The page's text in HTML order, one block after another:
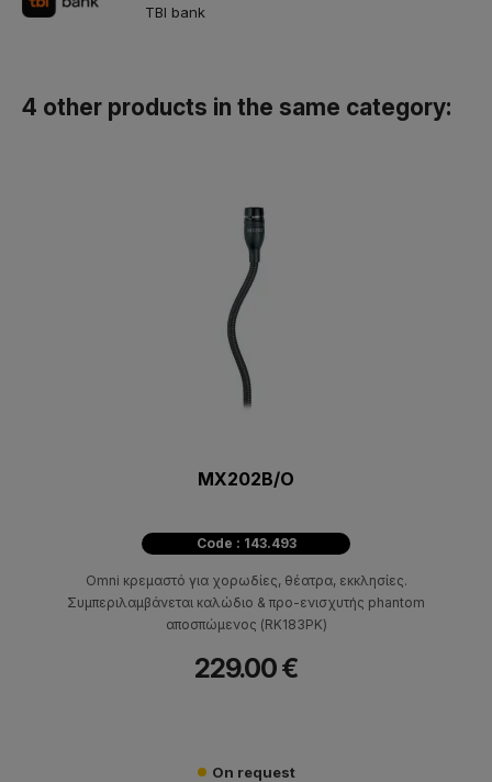
TBI bank
4 other products in the same category:
MX202B/O
Code : 143.493
Omni κρεμαστό για χορωδίες, θέατρα, εκκλησίες.
Συμπεριλαμβάνεται καλώδιο & προ-ενισχυτής phantom
αποσπώμενος (RK183PK)
229.00 €
On request